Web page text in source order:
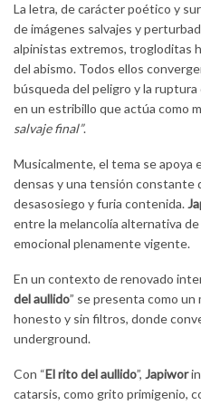
La letra, de carácter poético y
de imágenes salvajes y
alpinistas extremos, trogloditas
del abismo. Todos ellos
búsqueda del peligro y la
en un estribillo que actúa como
salvaje final”.
Musicalmente, el tema se apoya
densas y una tensión constante
desasosiego y furia contenida.
entre la melancolía alternativa
emocional plenamente vigente.
En un contexto de renovado
del aullido” se presenta como
honesto y sin filtros, donde
underground.
Con “El rito del aullido”, Japiwor
catarsis, como grito primigenio,